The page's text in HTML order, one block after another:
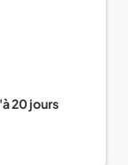
20 jours